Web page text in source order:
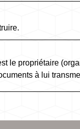
le propriétaire
à lui